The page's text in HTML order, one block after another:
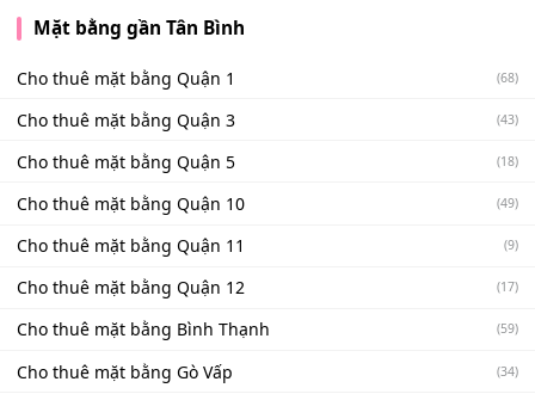
Mặt bằng gần Tân Bình
Cho thuê mặt bằng Quận 1 (68)
Cho thuê mặt bằng Quận 3 (43)
Cho thuê mặt bằng Quận 5 (18)
Cho thuê mặt bằng Quận 10 (49)
Cho thuê mặt bằng Quận 11 (9)
Cho thuê mặt bằng Quận 12 (17)
Cho thuê mặt bằng Bình Thạnh (59)
Cho thuê mặt bằng Gò Vấp (34)